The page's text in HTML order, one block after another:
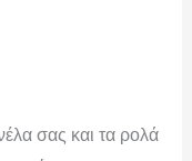
σας και τα ρολά